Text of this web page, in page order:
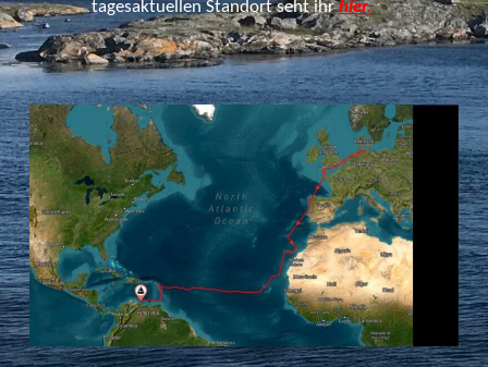
tagesaktuellen Standort seht ihrhier.